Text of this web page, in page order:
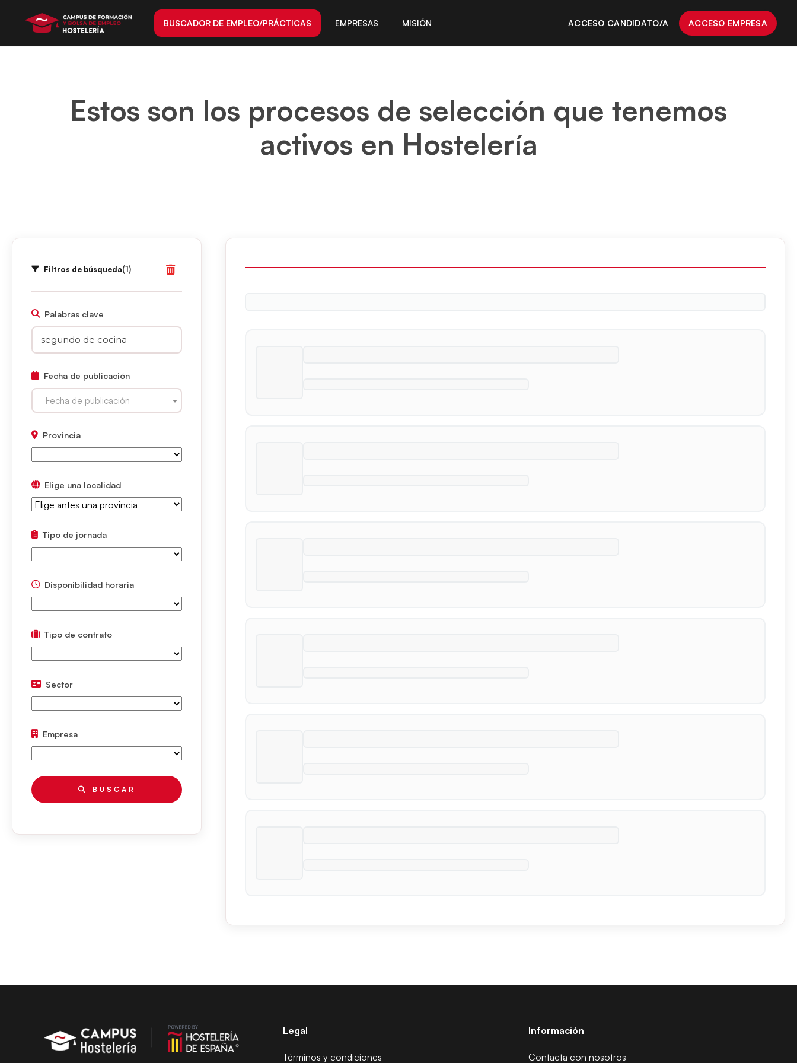
BUSCADOR DE EMPLEO/PRÁCTICAS EMPRESAS MISIÓN ACCESO CANDIDATO/A ACCESO EMPRESA
Estos son los procesos de selección que tenemos
activos en Hostelería
Filtros de búsqueda(1)
Palabras clave
Fecha de publicación
Fecha de publicación
Provincia
Elige una localidad
Tipo de jornada
Disponibilidad horaria
Tipo de contrato
Sector
Empresa
BUSCAR
Legal
Términos y condiciones
Información
Contacta con nosotros